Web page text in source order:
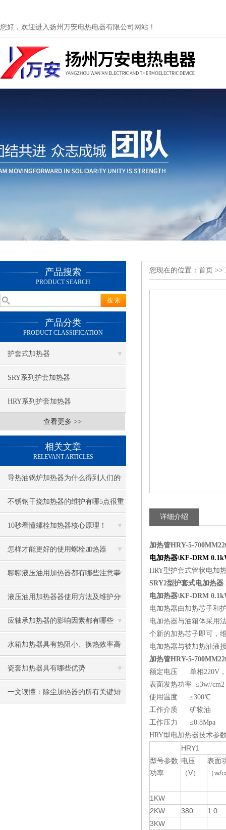
您好，欢迎进入扬州万安电热电器有限公司网站！
产品搜索
PRODUCT SEARCH
产品分类
PRODUCT CLASSIFICATION
护套式加热器
SRY系列护套加热器
HRY系列护套加热器
查看更多 >>
相关文章
RELEVANT ARTICLES
导热油锅炉加热器为什么得到人们的
青睐
不锈钢干烧加热器的维护有哪5点很重
要
10秒看懂螺栓加热器核心原理！
怎样才能更好的使用螺栓加热器
聊聊液压油用加热器都有哪些注意事
项
液压油用加热器器使用方法及维护分
享给大家
应轴承加热器的影响因素都有哪些
呢？
水箱加热器具有热阻小、换热效率高
的优点
瓷套加热器具有哪些优势
一文读懂：除尘加热器的所有关键知
您现在的位置： 首页 >>
详细介绍
加热管HRY-5-
电加热器\KF-DRM
HRY型护套式管状电加
SRY2型护套式电加热器
电加热器\KF-DRM
电加热器由加热芯子和
电加热器与油箱体采用
个新的加热芯子即可，
电加热器与被加热油液
加热管HRY-5-
额定电压 单相220V，
表面发热功率 ≤3w//
使用温度 ≤300℃
工作介质 矿物油
工作压力 ≤0.8Mpa
HRY型电加热器技术参
型号参数
功率
HRY1
电压
（V）
表面
（w/
1KW
2KW
380
1.0
3KW